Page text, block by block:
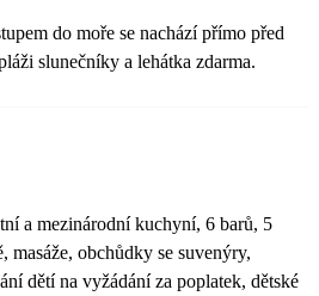
do moře se nachází přímo před
slunečníky a lehátka zdarma.
a mezinárodní kuchyní, 6 barů, 5
masáže, obchůdky se suvenýry,
dětí na vyžádání za poplatek, dětské